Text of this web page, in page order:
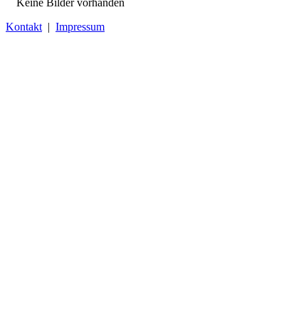
Kontakt | Impressum